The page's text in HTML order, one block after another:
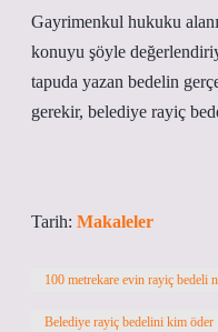
Gayrimenkul hukuku
konuyu şöyle
tapuda yazan bedelin
gerekir, belediye rayiç
Tarih: Makaleler
100 metrekare evin rayiç bedeli
Belediye rayiç bedelini kim öder